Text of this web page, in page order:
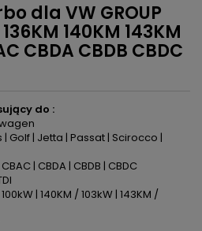
dla VW GROUP
140KM 143KM
CBDA CBDB CBDC
do :
| Golf | Jetta | Passat | Scirocco |
| CBDA | CBDB | CBDC
| 140KM / 103kW | 143KM /